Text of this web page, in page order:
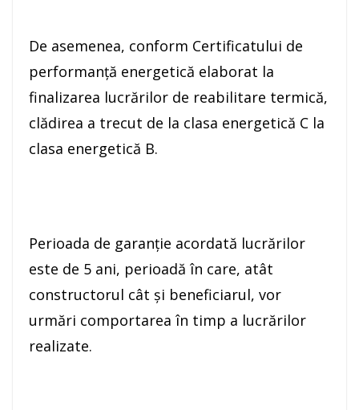
De asemenea, conform Certificatului de
performanță energetică elaborat la
finalizarea lucrărilor de reabilitare termică,
clădirea a trecut de la clasa energetică C la
clasa energetică B.
Perioada de garanție acordată lucrărilor
este de 5 ani, perioadă în care, atât
constructorul cât și beneficiarul, vor
urmări comportarea în timp a lucrărilor
realizate.